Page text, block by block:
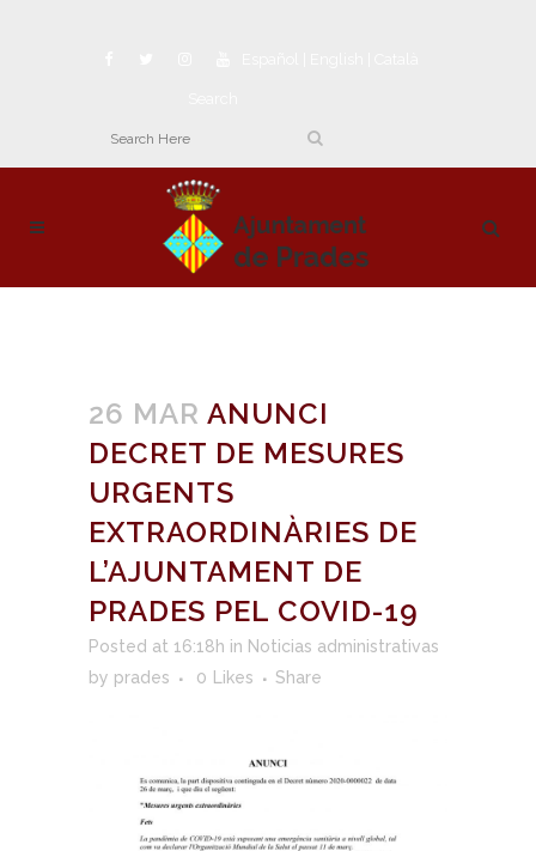
26 MAR ANUNCI
DECRET DE MESURES
URGENTS
EXTRAORDINÀRIES DE
L’AJUNTAMENT DE
PRADES PEL COVID-19
Posted at 16:18h in Noticias administrativas
by prades 0 Likes Share